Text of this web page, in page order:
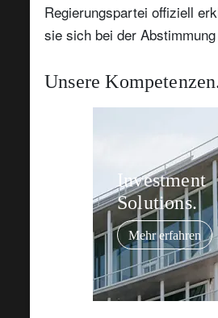
Regierungspartei offiziell
sie sich bei der
Unsere
Investment
Solutions.
Mehr erfahren